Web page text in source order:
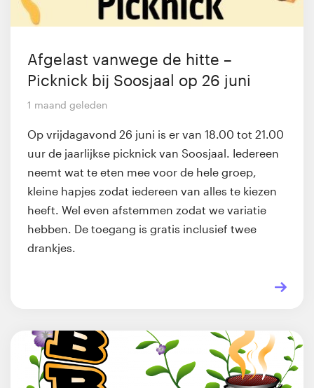
Afgelast vanwege de hitte –
Picknick bij Soosjaal op 26 juni
1 maand geleden
Op vrijdagavond 26 juni is er van 18.00 tot 21.00
uur de jaarlijkse picknick van Soosjaal. Iedereen
neemt wat te eten mee voor de hele groep,
kleine hapjes zodat iedereen van alles te kiezen
heeft. Wel even afstemmen zodat we variatie
hebben. De toegang is gratis inclusief twee
drankjes.